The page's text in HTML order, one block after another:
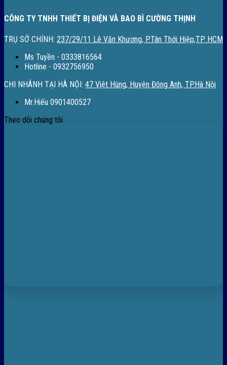
CÔNG TY TNHH THIẾT BỊ ĐIỆN VÀ BAO BÌ CƯỜNG THỊNH
TRỤ SỞ CHÍNH: 237/29/11 Lê Văn Khương, P.Tân Thới Hiệp,TP HCM
Ms Tuyền - 0333816564
Hotline - 0932756950
CHI NHÁNH TẠI HÀ NỘI: 47 Việt Hùng, Huyện Đông Anh, TP.Hà Nội
Mr.Hiếu 0901400527
Theo dõi chúng tôi